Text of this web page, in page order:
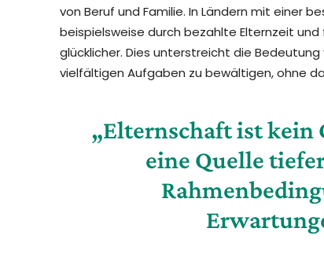
von Beruf und Familie. In Ländern mit einer
beispielsweise durch bezahlte Elternzeit
glücklicher. Dies unterstreicht die
vielfältigen Aufgaben zu bewältigen, ohne
„Elternschaft ist kein
eine Quelle